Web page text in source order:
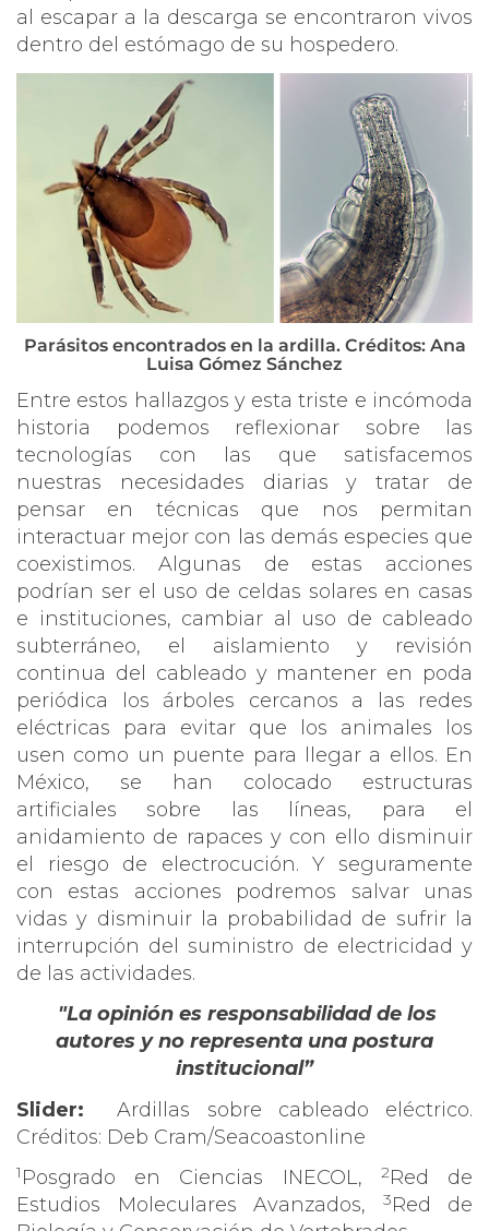
al escapar a la descarga se encontraron vivos
dentro del estómago de su hospedero.
Parásitos encontrados en la ardilla. Créditos: Ana
Luisa Gómez Sánchez
Entre estos hallazgos y esta triste e incómoda
historia podemos reflexionar sobre las
tecnologías con las que satisfacemos
nuestras necesidades diarias y tratar de
pensar en técnicas que nos permitan
interactuar mejor con las demás especies que
coexistimos. Algunas de estas acciones
podrían ser el uso de celdas solares en casas
e instituciones, cambiar al uso de cableado
subterráneo, el aislamiento y revisión
continua del cableado y mantener en poda
periódica los árboles cercanos a las redes
eléctricas para evitar que los animales los
usen como un puente para llegar a ellos. En
México, se han colocado estructuras
artificiales sobre las líneas, para el
anidamiento de rapaces y con ello disminuir
el riesgo de electrocución. Y seguramente
con estas acciones podremos salvar unas
vidas y disminuir la probabilidad de sufrir la
interrupción del suministro de electricidad y
de las actividades.
"La opinión es responsabilidad de los
autores y no representa una postura
institucional”
Slider: Ardillas sobre cableado eléctrico.
Créditos: Deb Cram/Seacoastonline
1 Posgrado en Ciencias INECOL, 2Red de
Estudios Moleculares Avanzados,
3Red de